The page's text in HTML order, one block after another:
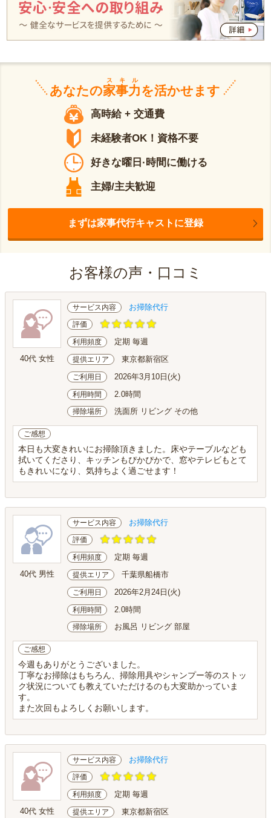
あなたの家事力
スキル
を活かせます
高時給 + 交通費
未経験者OK！資格不要
好きな曜日·時間に働ける
主婦/主夫歓迎
まずは家事代行キャストに登録
お客様の声・口コミ
40代 女性
サービス内容 お掃除代行
評価
利用頻度 定期 毎週
提供エリア 東京都新宿区
ご利用日 2026年3月10日(火)
利用時間 2.0時間
掃除場所 洗面所 リビング その他
ご感想
本日も大変きれいにお掃除頂きました。床やテーブルなども
拭いてくださり、キッチンもぴかぴかで、窓やテレビもとて
もきれいになり、気持ちよく過ごせます！
40代 男性
サービス内容 お掃除代行
評価
利用頻度 定期 毎週
提供エリア 千葉県船橋市
ご利用日 2026年2月24日(火)
利用時間 2.0時間
掃除場所 お風呂 リビング 部屋
ご感想
今週もありがとうございました。
丁寧なお掃除はもちろん、掃除用具やシャンプー等のストッ
ク状況についても教えていただけるのも大変助かっていま
す。
また次回もよろしくお願いします。
40代 女性
サービス内容 お掃除代行
評価
利用頻度 定期 毎週
提供エリア 東京都新宿区